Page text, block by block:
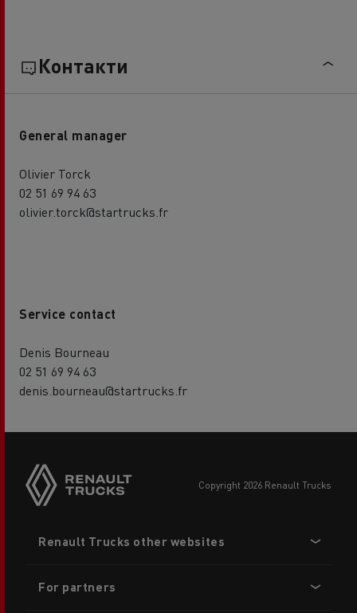
Контакти
General manager
Olivier Torck
02 51 69 94 63
olivier.torck@startrucks.fr
Service contact
Denis Bourneau
02 51 69 94 63
denis.bourneau@startrucks.fr
copyright 2026 Renault Trucks
menu
Renault Trucks other websites
For partners